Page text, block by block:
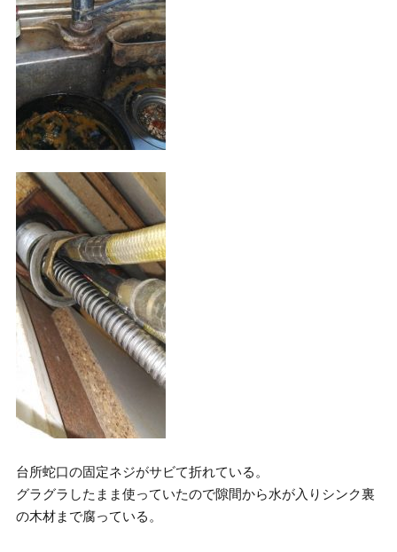
台所蛇口の固定ネジがサビて折れている。
グラグラしたまま使っていたので隙間から水が入りシンク裏
の木材まで腐っている。